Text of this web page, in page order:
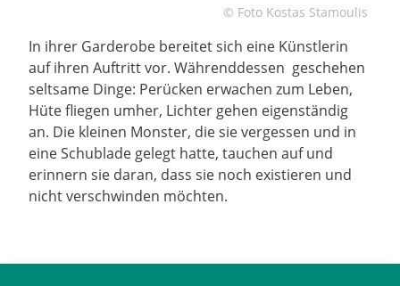
© Foto Kostas Stamoulis
In ihrer Garderobe bereitet sich eine Künstlerin
auf ihren Auftritt vor. Währenddessen geschehen
seltsame Dinge: Perücken erwachen zum Leben,
Hüte fliegen umher, Lichter gehen eigenständig
an. Die kleinen Monster, die sie vergessen und in
eine Schublade gelegt hatte, tauchen auf und
erinnern sie daran, dass sie noch existieren und
nicht verschwinden möchten.